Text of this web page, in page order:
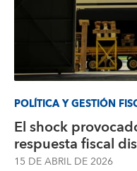
POLÍTICA Y GESTIÓN
El shock
respuesta fiscal
15 DE ABRIL DE 2026